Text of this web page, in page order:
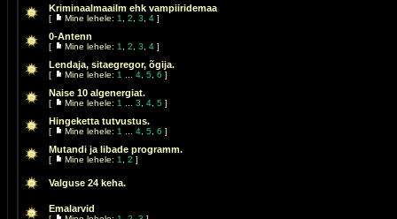
Kriminaalmaailm ehk vampiiridemaa
[ Mine lehele: 1 2 3 4 ]
0-Antenn
[ Mine lehele: 1 2 3 4 ]
Lendaja, sitaegregor, õgija.
[ Mine lehele: 1 4 5 6 ]
Naise 10 algenergiat.
[ Mine lehele: 1 3 4 5 ]
Hingeketta tutvustus.
[ Mine lehele: 1 4 5 6 ]
Mutandi ja libade programm.
[ Mine lehele: 1 2 ]
Valguse 24 keha.
Emalarvid